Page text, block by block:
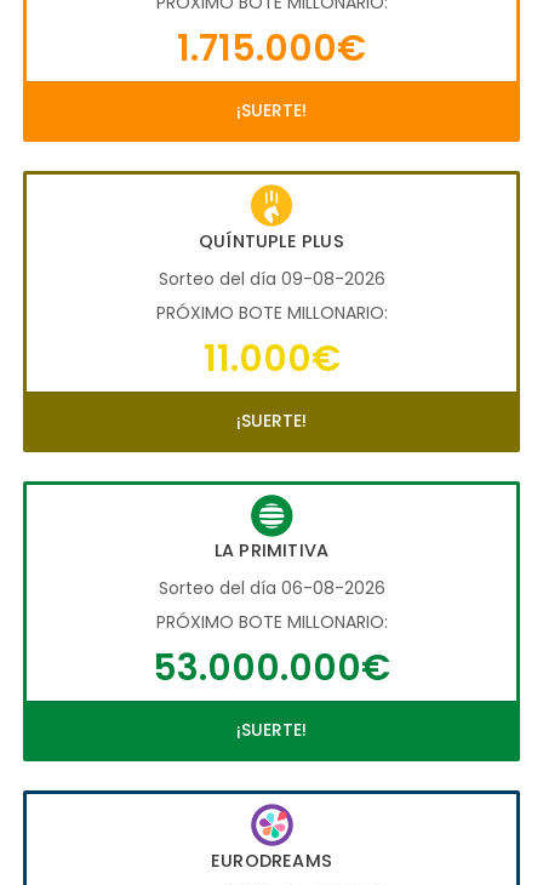
1.715.000€
¡SUERTE!
QUÍNTUPLE PLUS
Sorteo del día 09-08-2026
PRÓXIMO BOTE MILLONARIO:
11.000€
¡SUERTE!
LA PRIMITIVA
Sorteo del día 06-08-2026
PRÓXIMO BOTE MILLONARIO:
53.000.000€
¡SUERTE!
EURODREAMS